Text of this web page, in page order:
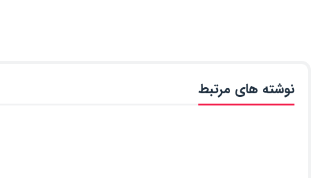
نوشته های مرتبط